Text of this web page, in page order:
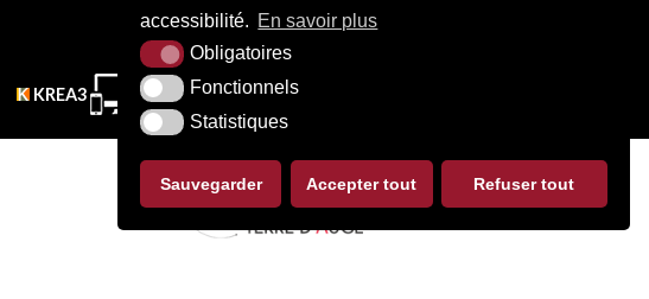
accessibilité. En savoir plus
Obligatoires
Fonctionnels
Statistiques
Sauvegarder Accepter tout Refuser tout
KREA3